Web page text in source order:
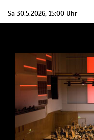
Sa 30.5.2026, 15:00 Uhr